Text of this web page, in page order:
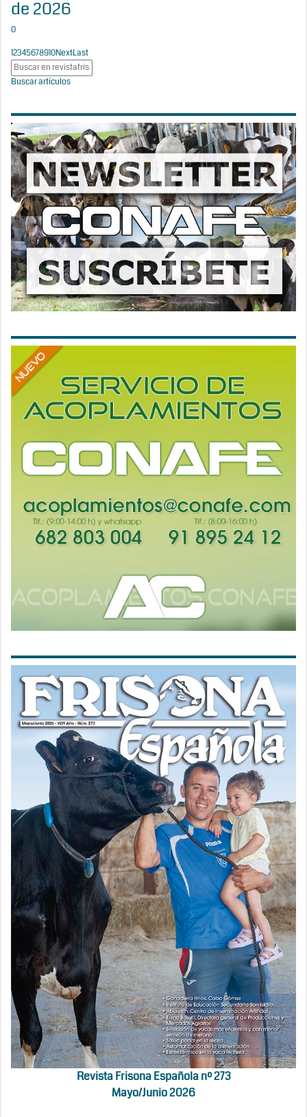
de 2026
0
12345678910NextLast
Buscar artículos
Revista Frisona Española nº 273
Mayo/Junio 2026